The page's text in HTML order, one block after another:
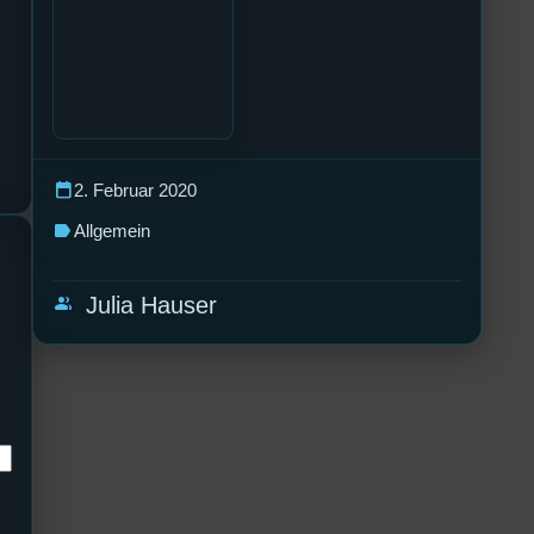
calendar_today2. Februar 2020
labelAllgemein
group Julia Hauser